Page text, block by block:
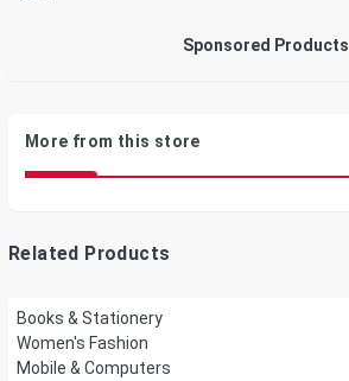
Sponsored Products
More from this store
Related Products
Books & Stationery
Women's Fashion
Mobile & Computers